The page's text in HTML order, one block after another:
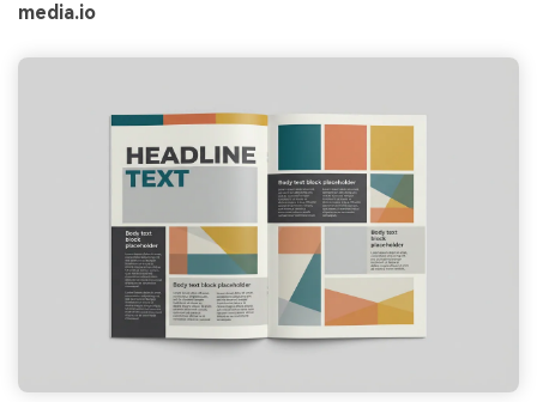
media.io